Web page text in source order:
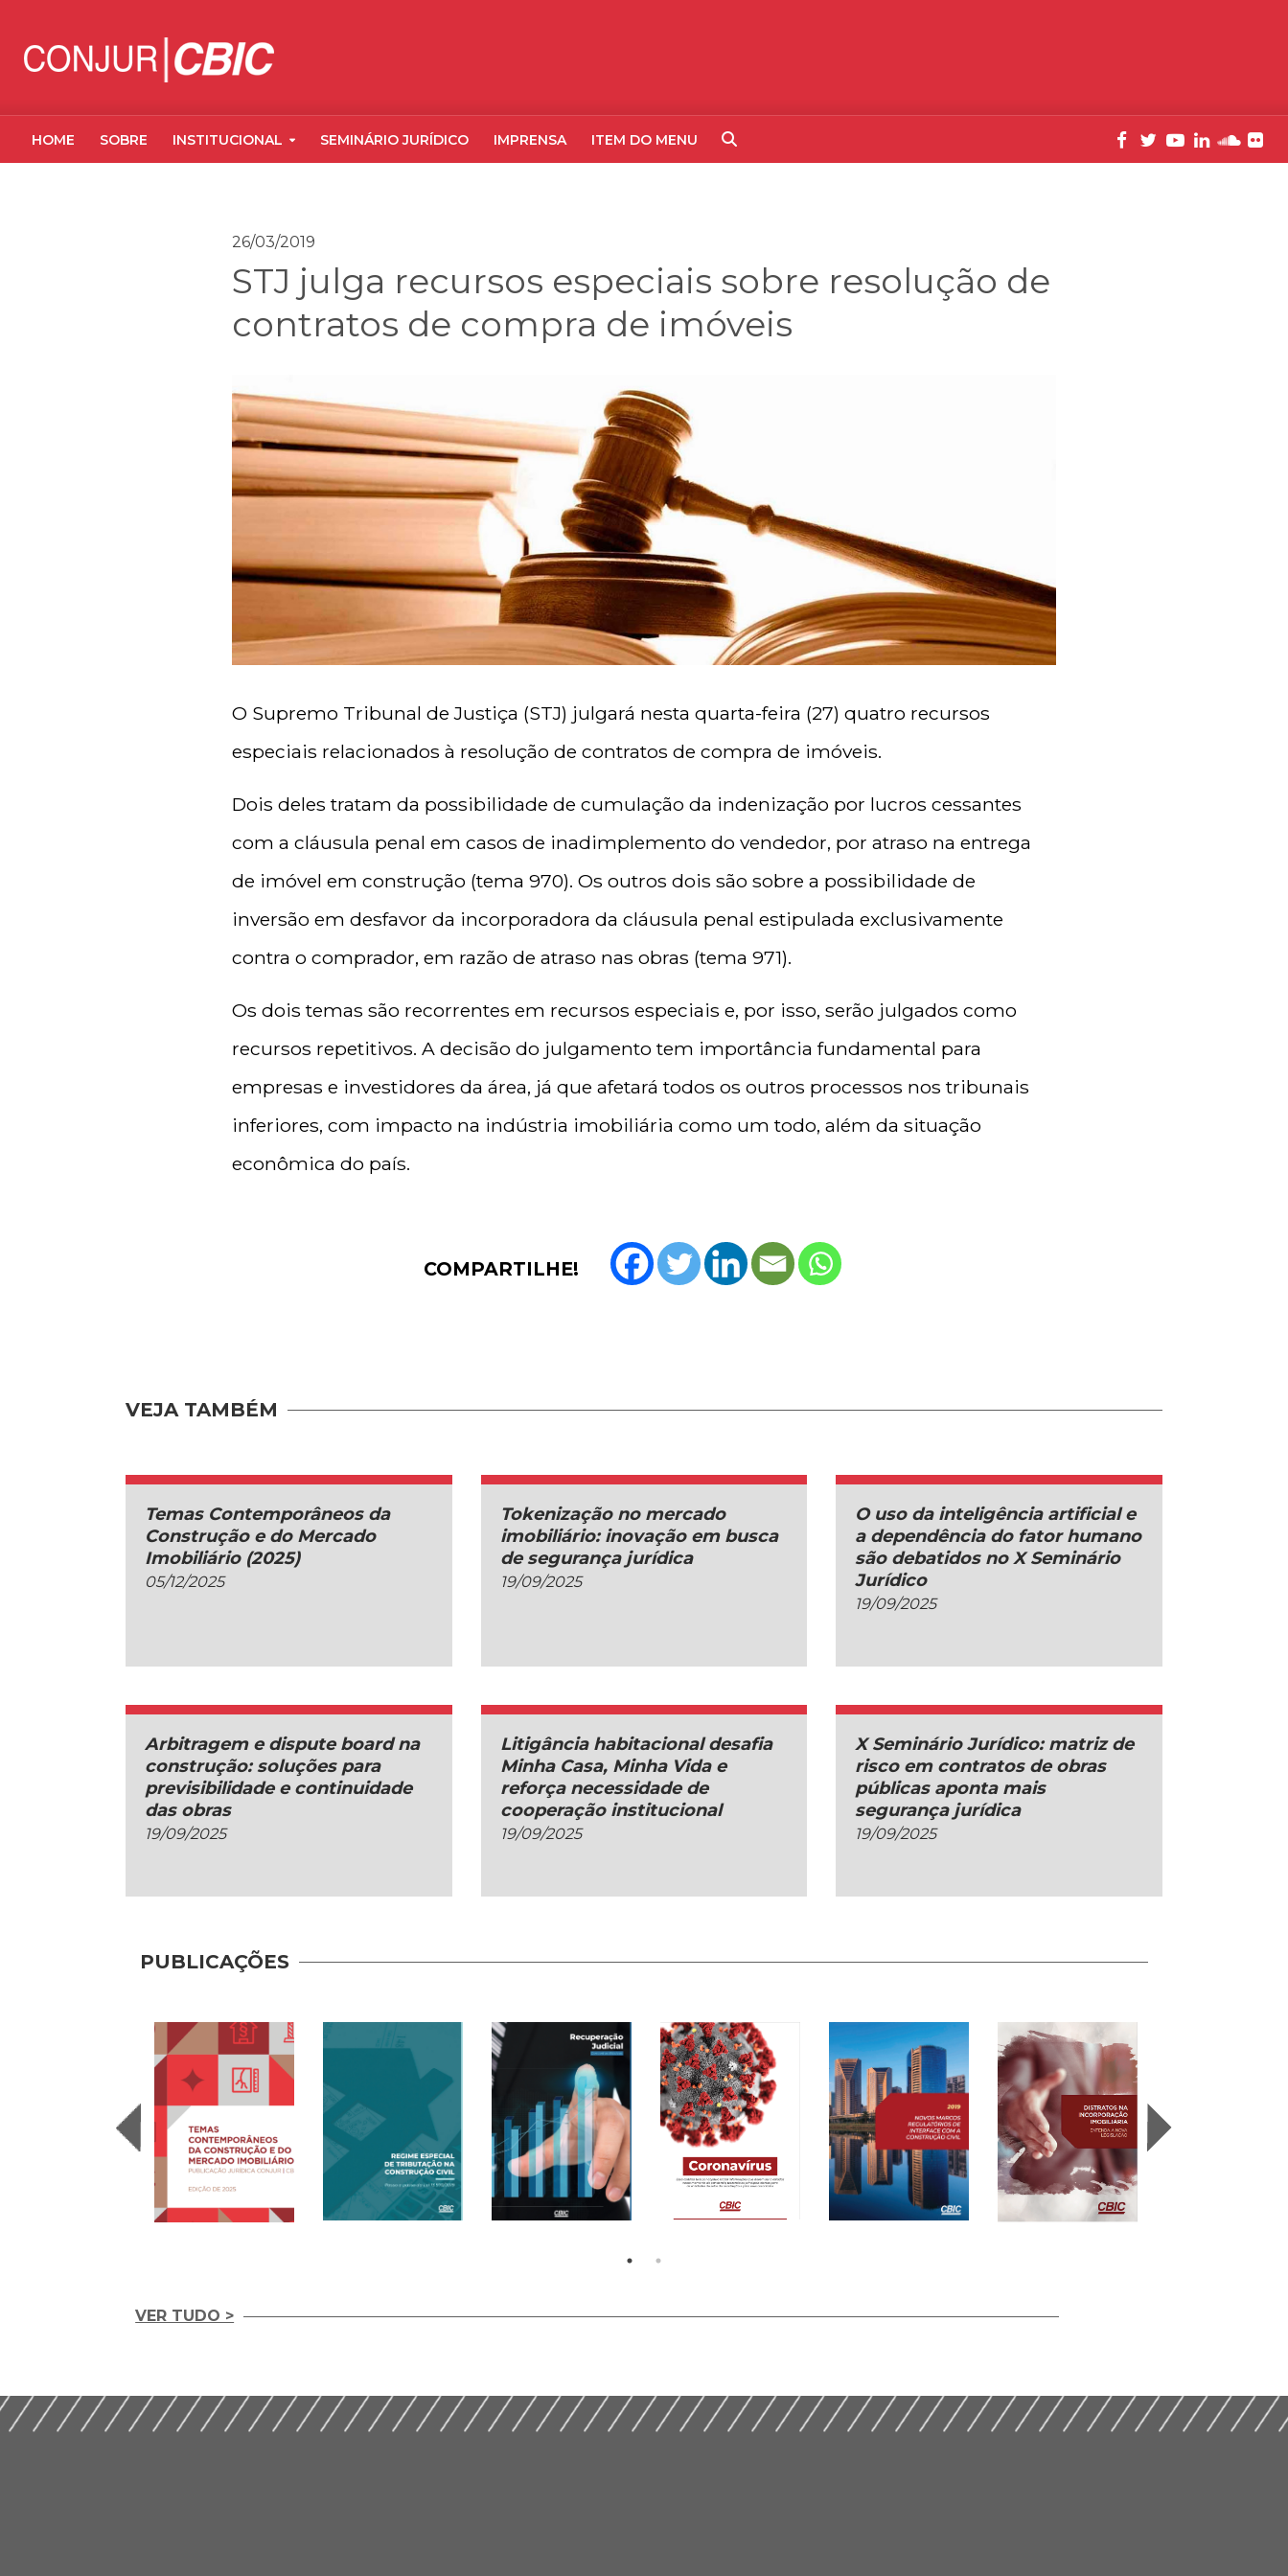
HOME SOBRE INSTITUCIONAL SEMINÁRIO JURÍDICO IMPRENSA ITEM DO MENU
26/03/2019
STJ julga recursos especiais sobre resolução de
contratos de compra de imóveis
O Supremo Tribunal de Justiça (STJ) julgará nesta quarta-feira (27) quatro recursos
especiais relacionados à resolução de contratos de compra de imóveis.
Dois deles tratam da possibilidade de cumulação da indenização por lucros cessantes
com a cláusula penal em casos de inadimplemento do vendedor, por atraso na entrega
de imóvel em construção (tema 970). Os outros dois são sobre a possibilidade de
inversão em desfavor da incorporadora da cláusula penal estipulada exclusivamente
contra o comprador, em razão de atraso nas obras (tema 971).
Os dois temas são recorrentes em recursos especiais e, por isso, serão julgados como
recursos repetitivos. A decisão do julgamento tem importância fundamental para
empresas e investidores da área, já que afetará todos os outros processos nos tribunais
inferiores, com impacto na indústria imobiliária como um todo, além da situação
econômica do país.
COMPARTILHE!
VEJA TAMBÉM
Temas Contemporâneos da
Construção e do Mercado
Imobiliário (2025)
05/12/2025
Tokenização no mercado
imobiliário: inovação em busca
de segurança jurídica
19/09/2025
O uso da inteligência artificial e
a dependência do fator humano
são debatidos no X Seminário
Jurídico
19/09/2025
Arbitragem e dispute board na
construção: soluções para
previsibilidade e continuidade
das obras
19/09/2025
Litigância habitacional desafia
Minha Casa, Minha Vida e
reforça necessidade de
cooperação institucional
19/09/2025
X Seminário Jurídico: matriz de
risco em contratos de obras
públicas aponta mais
segurança jurídica
19/09/2025
PUBLICAÇÕES
(2025)
(2020)
(2020)
sobre o Coronavírus
Construção Civil (2019)
Incorporação
Imobiliária (2019)
Patrimônio de
Afetação (2019)
VER TUDO >